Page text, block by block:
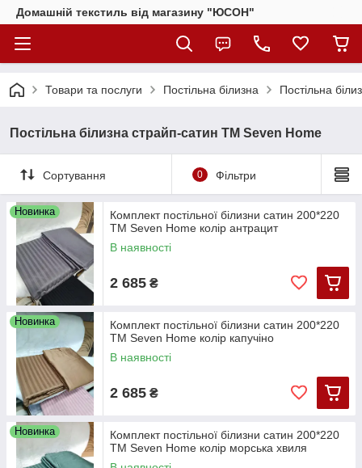
Домашній текстиль від магазину "ЮСОН"
Товари та послуги Постільна білизна Постільна
Постільна білизна страйп-сатин ТМ Seven Home
Сортування 0 Фільтри
Новинка
Комплект постільної білизни сатин 200*220
ТМ Seven Home колір антрацит
В наявності
2 685 ₴
Новинка
Комплект постільної білизни сатин 200*220
ТМ Seven Home колір капучіно
В наявності
2 685 ₴
Новинка
Комплект постільної білизни сатин 200*220
ТМ Seven Home колір морська хвиля